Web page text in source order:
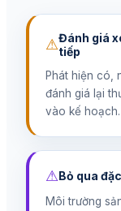
⚠Đánh giá
tiếp
Phát hiện có,
đánh giá lại
vào kế hoạch.
⚠Bỏ qua
Môi trường